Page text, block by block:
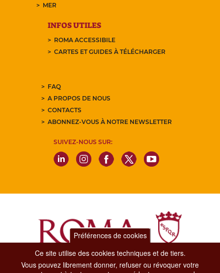
MER
INFOS UTILES
ROMA ACCESSIBILE
CARTES ET GUIDES À TÉLÉCHARGER
FAQ
A PROPOS DE NOUS
CONTACTS
ABONNEZ-VOUS À NOTRE NEWSLETTER
SUIVEZ-NOUS SUR:
Dipartimento Grandi Eventi, Sport, Turismo e Moda.
Préférences de cookies
Ce site utilise des cookies techniques et de tiers.
Vous pouvez librement donner, refuser ou révoquer votre